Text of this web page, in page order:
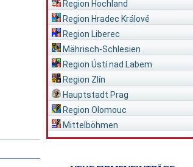
Region Hochland
Region Hradec Králové
Region Liberec
Mährisch-Schlesien
Region Ústí nad Labem
Region Zlín
Hauptstadt Prag
Region Olomouc
Mittelböhmen